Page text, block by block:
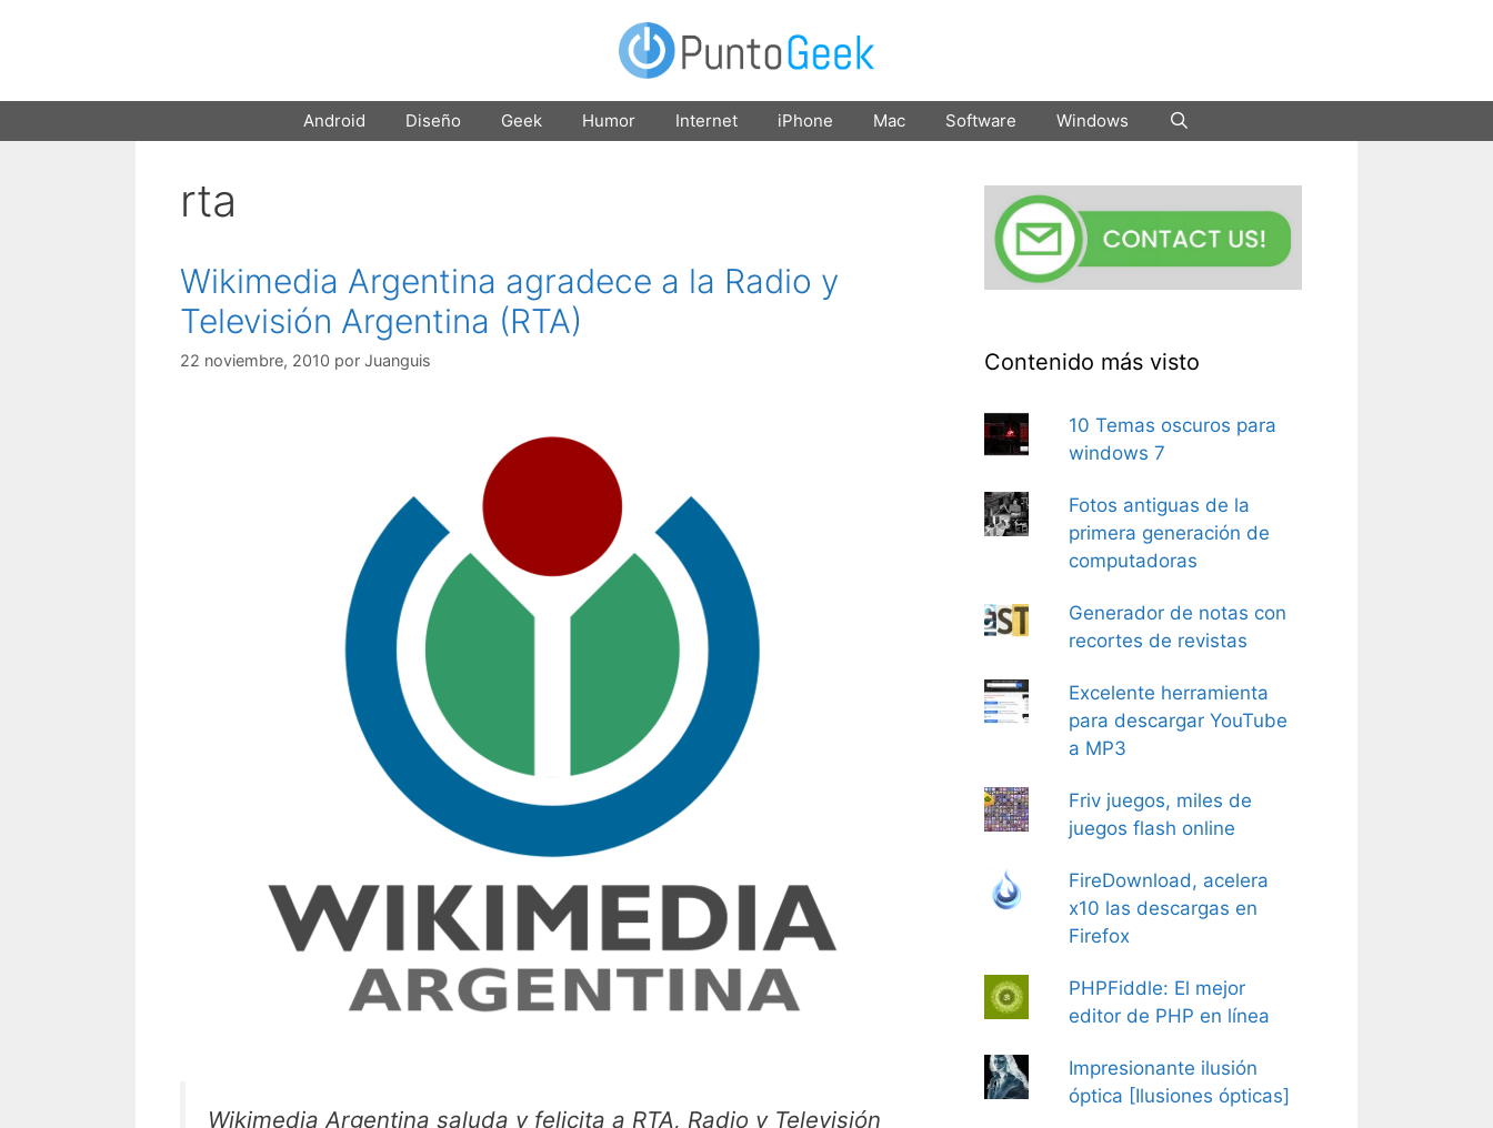
Android Diseño Geek Humor Internet iPhone Mac Software Windows
rta
Wikimedia Argentina agradece a la Radio y
Televisión Argentina (RTA)
22 noviembre, 2010 por Juanguis
Wikimedia Argentina saluda y felicita a RTA, Radio y Televisión
Contenido más visto
10 Temas oscuros para
windows 7
Fotos antiguas de la
primera generación de
computadoras
Generador de notas con
recortes de revistas
Excelente herramienta
para descargar YouTube
a MP3
Friv juegos, miles de
juegos flash online
FireDownload, acelera
x10 las descargas en
Firefox
PHPFiddle: El mejor
editor de PHP en línea
Impresionante ilusión
óptica [Ilusiones ópticas]